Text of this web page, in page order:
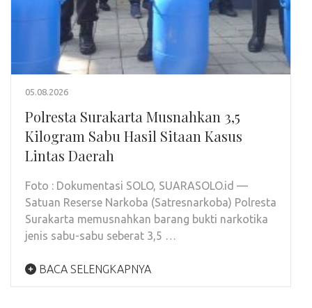
05.08.2026
Polresta Surakarta Musnahkan 3,5
Kilogram Sabu Hasil Sitaan Kasus
Lintas Daerah
Foto : Dokumentasi SOLO, SUARASOLO.id —
Satuan Reserse Narkoba (Satresnarkoba) Polresta
Surakarta memusnahkan barang bukti narkotika
jenis sabu-sabu seberat 3,5 …
BACA SELENGKAPNYA